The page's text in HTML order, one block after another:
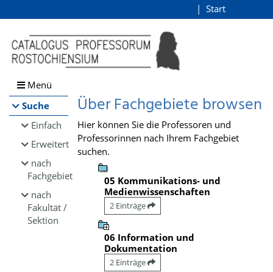
Browsen
direkt zum Inhalt
Start
Menü
Suche
Einfach
Erweitert
nach
Fachgebiet
nach
Fakultät /
Sektion
Über Fachgebiete browsen
Hier können Sie die Professoren und
Professorinnen nach Ihrem Fachgebiet
suchen.
05 Kommunikations- und
Medienwissenschaften
2 Einträge
06 Information und
Dokumentation
2 Einträge